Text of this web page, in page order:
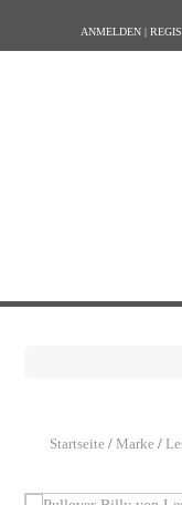
ANMELDEN |
Startseite / Marke /